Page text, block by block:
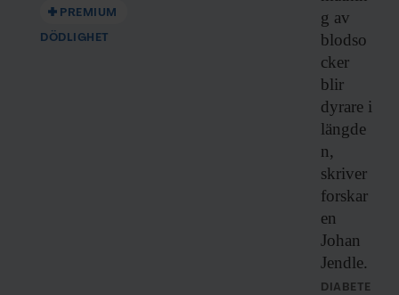
PREMIUM
DÖDLIGHET
g av
blodso
cker
blir
dyrare i
längde
n,
skriver
forskar
en
Johan
Jendle.
DIABETE